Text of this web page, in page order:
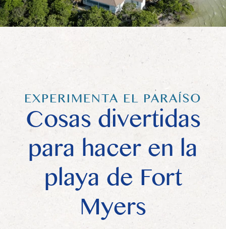
EXPERIMENTA EL PARAÍSO
Cosas divertidas
para hacer en la
playa de Fort
Myers